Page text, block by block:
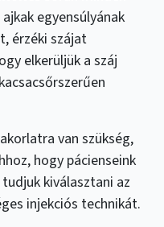
egyensúlyának
érzéki szájat
elkerüljük a száj
van szükség,
hogy pácienseink
kiválasztani az
injekciós technikát.